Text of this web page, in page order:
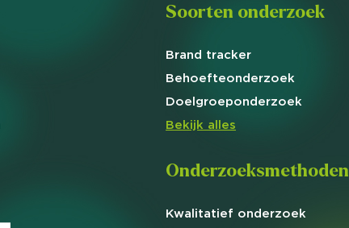
Soorten onderzoek
Brand tracker
Behoefteonderzoek
Doelgroeponderzoek
Bekijk alles
Onderzoeksmethoden
Kwalitatief onderzoek